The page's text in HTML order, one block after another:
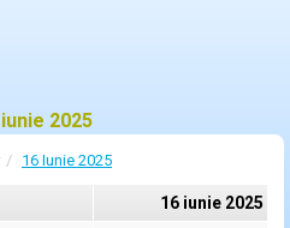
2025
16 Iunie 2025
16 iunie 2025